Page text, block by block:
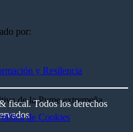
por:
fiscal. Todos los derechos
de Cookies